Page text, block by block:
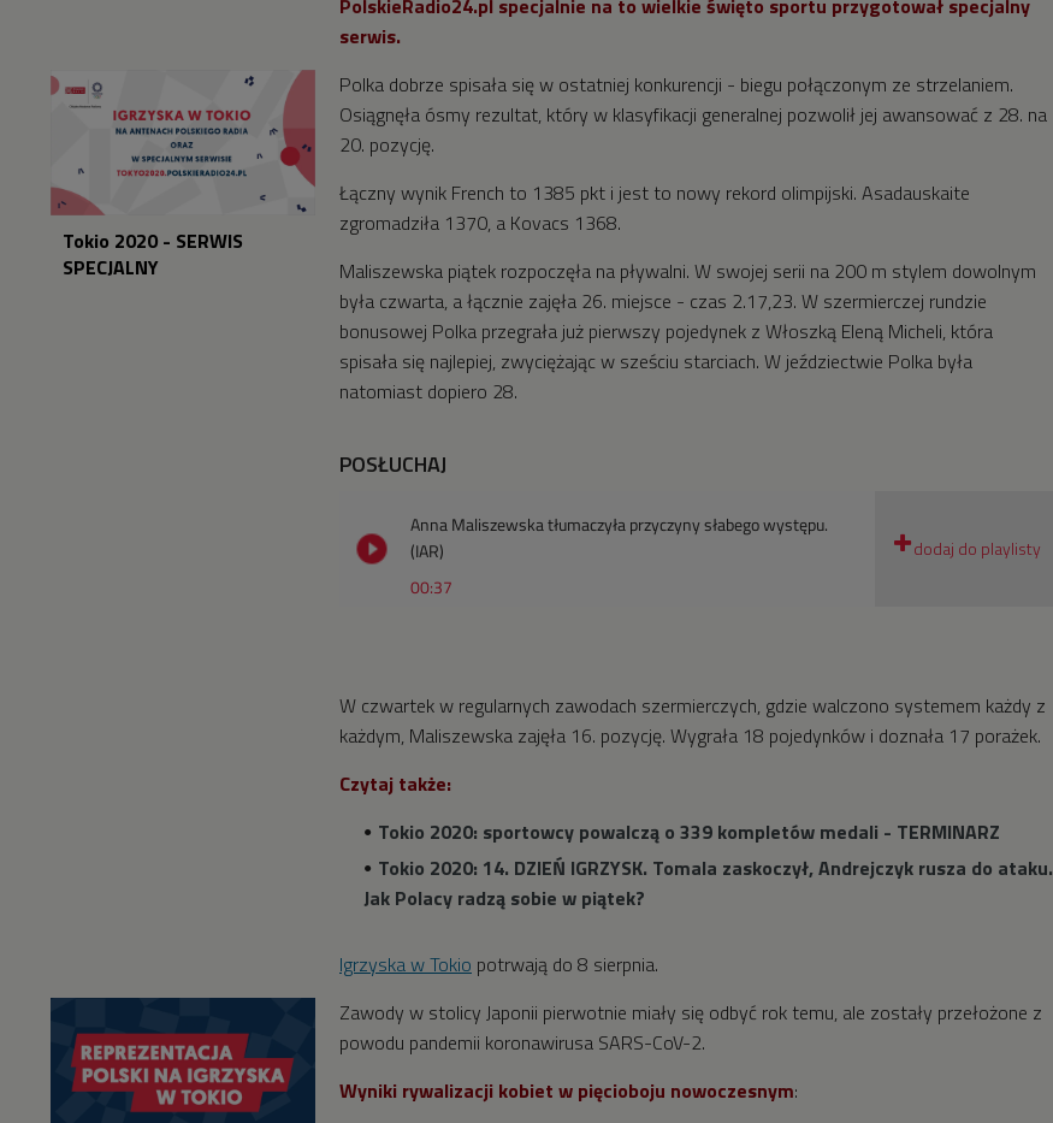
PolskieRadio24.pl specjalnie na to wielkie święto sportu przygotował specjalny
serwis.
Tokio 2020 - SERWIS
SPECJALNY
Polka dobrze spisała się w ostatniej konkurencji - biegu połączonym ze strzelaniem.
Osiągnęła ósmy rezultat, który w klasyfikacji generalnej pozwolił jej awansować z 28. na
20. pozycję.
Łączny wynik French to 1385 pkt i jest to nowy rekord olimpijski. Asadauskaite
zgromadziła 1370, a Kovacs 1368.
Maliszewska piątek rozpoczęła na pływalni. W swojej serii na 200 m stylem dowolnym
była czwarta, a łącznie zajęła 26. miejsce - czas 2.17,23. W szermierczej rundzie
bonusowej Polka przegrała już pierwszy pojedynek z Włoszką Eleną Micheli, która
spisała się najlepiej, zwyciężając w sześciu starciach. W jeździectwie Polka była
natomiast dopiero 28.
POSŁUCHAJ
00:37
Anna Maliszewska tłumaczyła przyczyny słabego występu.
(IAR)
W czwartek w regularnych zawodach szermierczych, gdzie walczono systemem każdy z
każdym, Maliszewska zajęła 16. pozycję. Wygrała 18 pojedynków i doznała 17 porażek.
Czytaj także:
Tokio 2020: sportowcy powalczą o 339 kompletów medali - TERMINARZ
Tokio 2020: 14. DZIEŃ IGRZYSK. Tomala zaskoczył, Andrejczyk rusza do ataku.
Jak Polacy radzą sobie w piątek?
Igrzyska w Tokio potrwają do 8 sierpnia.
Zawody w stolicy Japonii pierwotnie miały się odbyć rok temu, ale zostały przełożone z
powodu pandemii koronawirusa SARS-CoV-2.
Wyniki rywalizacji kobiet w pięcioboju nowoczesnym: